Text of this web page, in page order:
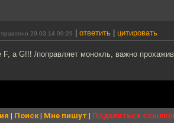
29.03.14 09:29 ответить цитировать
F, а G!!! /поправляет монокль, важно
| Поиск| Мне пишут | Поделиться